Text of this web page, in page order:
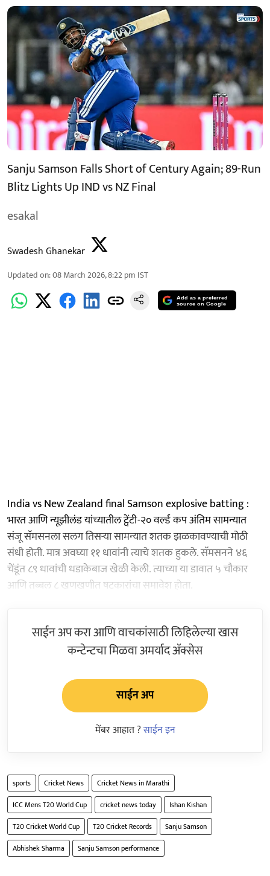
Sanju Samson Falls Short of Century Again; 89-Run
Blitz Lights Up IND vs NZ Final
esakal
Swadesh Ghanekar
Updated on:08 March 2026, 8:22 pm IST
Add as a preferred
source on Google
India vs New Zealand final Samson explosive batting :
भारत आणि न्यूझीलंड यांच्यातील ट्वेंटी-२० वर्ल्ड कप अंतिम सामन्यात
संजू सॅमसनला सलग तिसऱ्या सामन्यात शतक झळकावण्याची मोठी
संधी होती. मात्र अवघ्या ११ धावांनी त्याचे शतक हुकले. सॅमसनने ४६
चेंडूंत ८९ धावांची धडाकेबाज खेळी केली. त्याच्या या डावात ५ चौकार
आणि तब्बल ८ खणखणीत षटकारांचा समावेश होता.
साईन अप करा आणि वाचकांसाठी लिहिलेल्या खास
कन्टेन्टचा मिळवा अमर्याद ॲक्सेस
साईन अप
मेंबर आहात ?साईन इन
sports Cricket News
Cricket News in Marathi
ICC Mens T20 World Cup
cricket news today
Ishan Kishan
T20 Cricket World Cup
T20 Cricket Records
Sanju Samson
Abhishek Sharma
Sanju Samson performance